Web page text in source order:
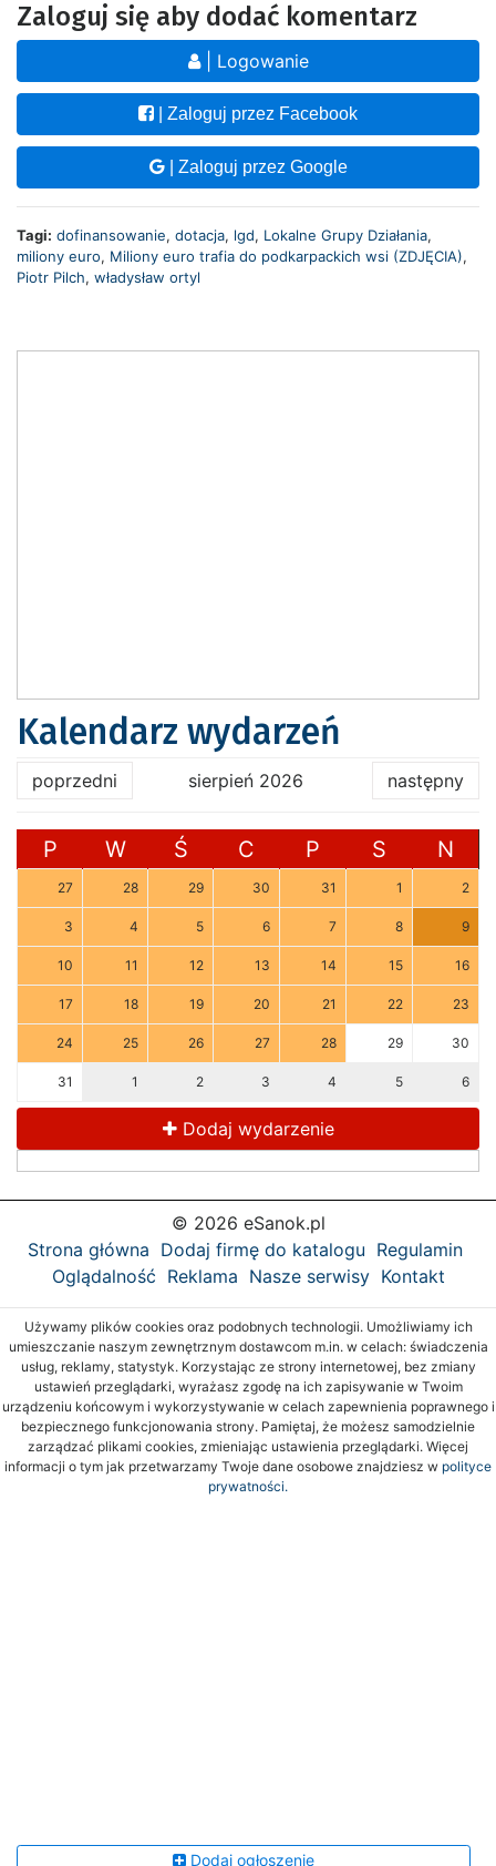
Zaloguj się aby dodać komentarz
| Logowanie
| Zaloguj przez Facebook
| Zaloguj przez Google
Tagi: dofinansowanie, dotacja, lgd, Lokalne Grupy Działania,
miliony euro, Miliony euro trafia do podkarpackich wsi (ZDJĘCIA),
Piotr Pilch, władysław ortyl
Kalendarz wydarzeń
poprzedni sierpień 2026 następny
P W Ś C P S N
27 28 29 30 31 1 2
3 4 5 6 7 8 9
10 11 12 13 14 15 16
17 18 19 20 21 22 23
24 25 26 27 28 29 30
31 1 2 3 4 5 6
Dodaj wydarzenie
© 2026 eSanok.pl
Strona główna Dodaj firmę do katalogu Regulamin
Oglądalność Reklama Nasze serwisy Kontakt
Używamy plików cookies oraz podobnych technologii. Umożliwiamy ich
umieszczanie naszym zewnętrznym dostawcom m.in. w celach: świadczenia
usług, reklamy, statystyk. Korzystając ze strony internetowej, bez zmiany
ustawień przeglądarki, wyrażasz zgodę na ich zapisywanie w Twoim
urządzeniu końcowym i wykorzystywanie w celach zapewnienia poprawnego i
bezpiecznego funkcjonowania strony. Pamiętaj, że możesz samodzielnie
zarządzać plikami cookies, zmieniając ustawienia przeglądarki. Więcej
informacji o tym jak przetwarzamy Twoje dane osobowe znajdziesz w polityce
prywatności.
Dodaj ogłoszenie